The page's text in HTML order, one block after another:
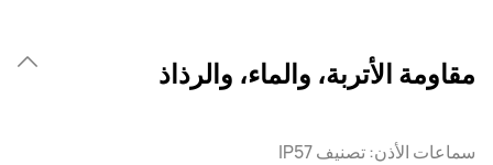
مقاومة الأتربة، والماء، والرذاذ
سماعات الأذن: تصنيف IP57